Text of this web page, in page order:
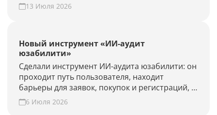
13 Июля 2026
Новый инструмент «ИИ-аудит
юзабилити»
Сделали инструмент ИИ-аудита юзабилити: он
проходит путь пользователя, находит
барьеры для заявок, покупок и регистраций, и
предлагает гипотезы для роста конверсии.
Проверьте свой сайт прямо сейчас!
6 Июля 2026